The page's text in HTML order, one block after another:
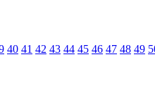
40 41 42 43 44 45 46 47 48 49